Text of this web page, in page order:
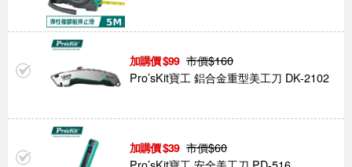
99 市價$160
Pro’sKit寶工 鋁合金重型美工刀 DK-2102
39 市價$60